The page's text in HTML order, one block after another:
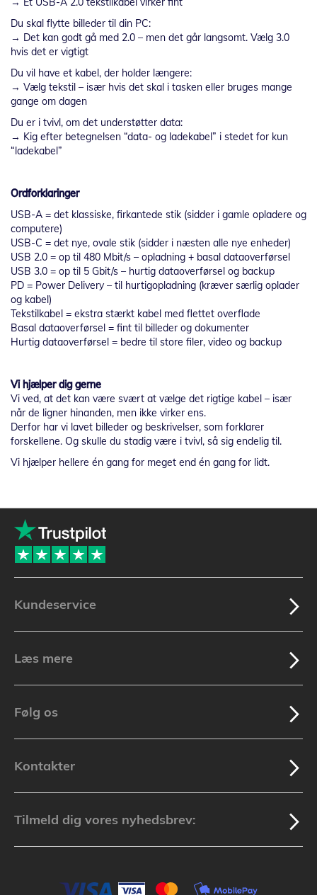
Du skal flytte billeder til din PC:
→ Det kan godt gå med 2.0 – men det går langsomt. Vælg 3.0
hvis det er vigtigt
Du vil have et kabel, der holder længere:
→ Vælg tekstil – især hvis det skal i tasken eller bruges mange
gange om dagen
Du er i tvivl, om det understøtter data:
→ Kig efter betegnelsen “data- og ladekabel” i stedet for kun
“ladekabel”
Ordforklaringer
USB-A = det klassiske, firkantede stik (sidder i gamle opladere og
computere)
USB-C = det nye, ovale stik (sidder i næsten alle nye enheder)
USB 2.0 = op til 480 Mbit/s – opladning + basal dataoverførsel
USB 3.0 = op til 5 Gbit/s – hurtig dataoverførsel og backup
PD = Power Delivery – til hurtigopladning (kræver særlig oplader
og kabel)
Tekstilkabel = ekstra stærkt kabel med flettet overflade
Basal dataoverførsel = fint til billeder og dokumenter
Hurtig dataoverførsel = bedre til store filer, video og backup
Vi hjælper dig gerne
Vi ved, at det kan være svært at vælge det rigtige kabel – især
når de ligner hinanden, men ikke virker ens.
Derfor har vi lavet billeder og beskrivelser, som forklarer
forskellene. Og skulle du stadig være i tvivl, så sig endelig til.
Vi hjælper hellere én gang for meget end én gang for lidt.
Kundeservice
Læs mere
Følg os
Kontakter
Tilmeld dig vores nyhedsbrev: